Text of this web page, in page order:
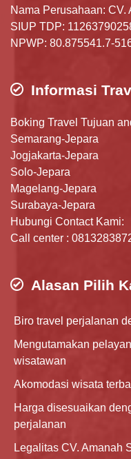
Nama Perusahaan: CV.
SIUP TDP:
NPWP: 80.875541.7-
Informasi
Boking Travel Tujuan
Semarang-Jepara
Jogjakarta-Jepara
Solo-Jepara
Magelang-Jepara
Surabaya-Jepara
Hubungi Contact Kami:
Call center :
Alasan Pilih
Biro travel perjalanan
Mengutamakan
wisatawan
Akomodasi wisata
Harga disesuaikan
perjalanan
Legalitas CV. Amanah